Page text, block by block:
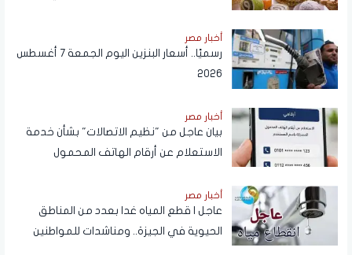
أخبار مصر
رسميًا.. أسعار البنزين اليوم الجمعة 7 أغسطس
2026
أخبار مصر
بيان عاجل من "نظيم الاتصالات" بشأن خدمة
الاستعلام عن أرقام الهاتف المحمول
NTRA
أخبار مصر
عاجل | قطع المياه غدا بعدد من المناطق
الحيوية في الجيزة.. ومناشدات للمواطنين